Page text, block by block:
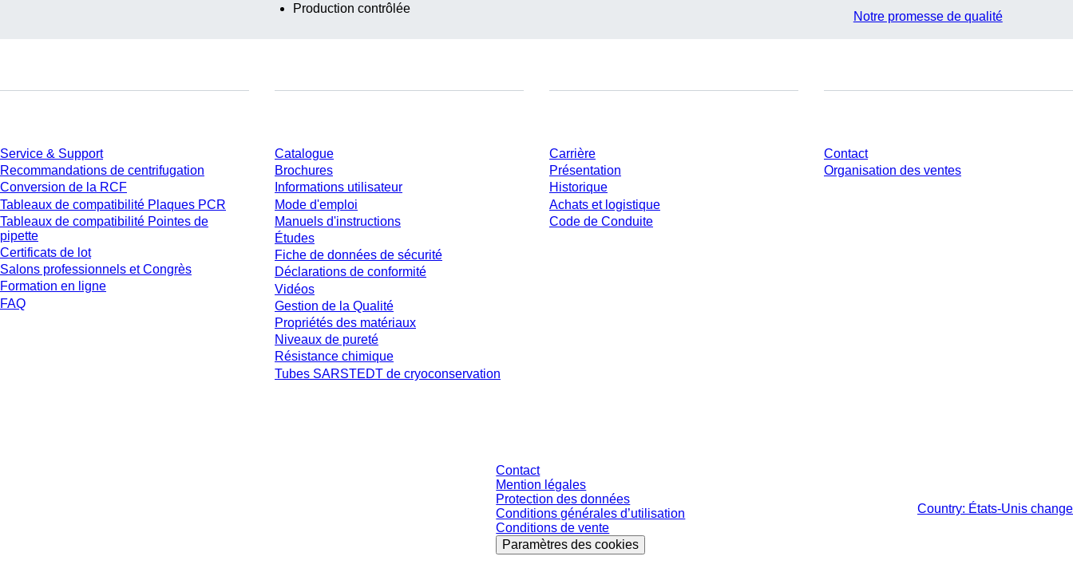
Production contrôlée
Notre promesse de qualité
Service & Support
Recommandations de centrifugation
Conversion de la RCF
Tableaux de compatibilité Plaques PCR
Tableaux de compatibilité Pointes de
pipette
Certificats de lot
Salons professionnels et Congrès
Formation en ligne
FAQ
Catalogue
Brochures
Informations utilisateur
Mode d'emploi
Manuels d'instructions
Études
Fiche de données de sécurité
Déclarations de conformité
Vidéos
Gestion de la Qualité
Propriétés des matériaux
Niveaux de pureté
Résistance chimique
Tubes SARSTEDT de cryoconservation
Carrière
Présentation
Historique
Achats et logistique
Code de Conduite
Contact
Organisation des ventes
Contact
Mention légales
Protection des données
Conditions générales d’utilisation
Conditions de vente
Paramètres des cookies
Country: États-Unis change